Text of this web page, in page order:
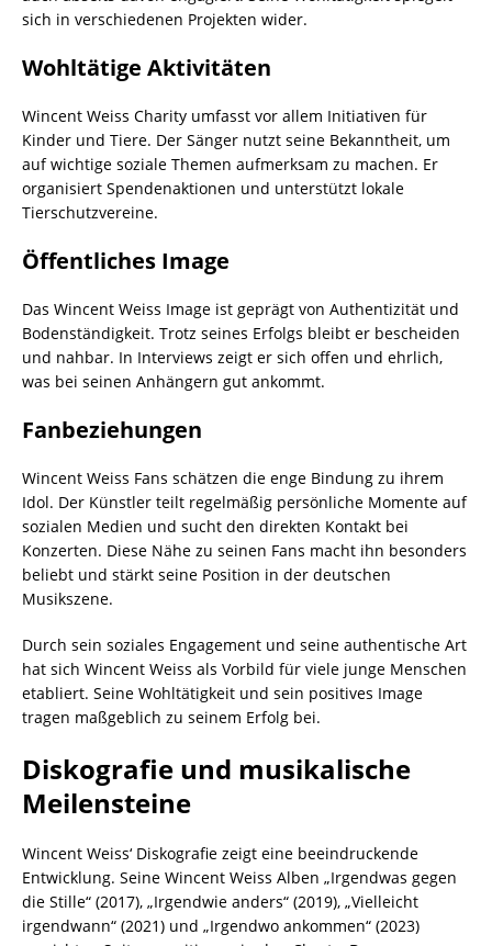
sich in verschiedenen Projekten wider.
Wohltätige Aktivitäten
Wincent Weiss Charity umfasst vor allem Initiativen für
Kinder und Tiere. Der Sänger nutzt seine Bekanntheit, um
auf wichtige soziale Themen aufmerksam zu machen. Er
organisiert Spendenaktionen und unterstützt lokale
Tierschutzvereine.
Öffentliches Image
Das Wincent Weiss Image ist geprägt von Authentizität und
Bodenständigkeit. Trotz seines Erfolgs bleibt er bescheiden
und nahbar. In Interviews zeigt er sich offen und ehrlich,
was bei seinen Anhängern gut ankommt.
Fanbeziehungen
Wincent Weiss Fans schätzen die enge Bindung zu ihrem
Idol. Der Künstler teilt regelmäßig persönliche Momente auf
sozialen Medien und sucht den direkten Kontakt bei
Konzerten. Diese Nähe zu seinen Fans macht ihn besonders
beliebt und stärkt seine Position in der deutschen
Musikszene.
Durch sein soziales Engagement und seine authentische Art
hat sich Wincent Weiss als Vorbild für viele junge Menschen
etabliert. Seine Wohltätigkeit und sein positives Image
tragen maßgeblich zu seinem Erfolg bei.
Diskografie und musikalische
Meilensteine
Wincent Weiss‘ Diskografie zeigt eine beeindruckende
Entwicklung. Seine Wincent Weiss Alben „Irgendwas gegen
die Stille“ (2017), „Irgendwie anders“ (2019), „Vielleicht
irgendwann“ (2021) und „Irgendwo ankommen“ (2023)